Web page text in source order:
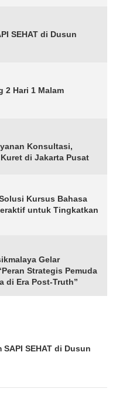
SEHAT di Dusun
2 Hari 1 Malam
Konsultasi,
di Jakarta Pusat
Kursus Bahasa
untuk Tingkatkan
Gelar
Strategis Pemuda
di Era Post-Truth”
SEHAT di Dusun